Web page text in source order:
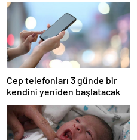
zihniyete indirilmiş ağır bir
darbedir
Cep telefonları 3 günde bir
kendini yeniden başlatacak